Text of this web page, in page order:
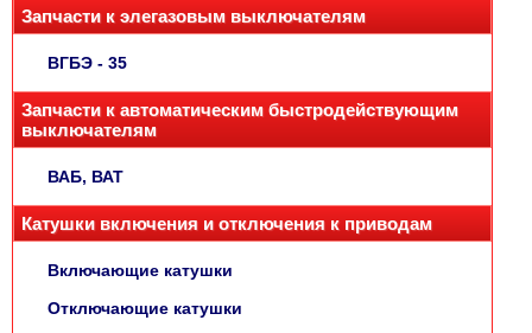
Запчасти к элегазовым выключателям
ВГБЭ - 35
Запчасти к автоматическим быстродействующим
выключателям
ВАБ, ВАТ
Катушки включения и отключения к приводам
Включающие катушки
Отключающие катушки